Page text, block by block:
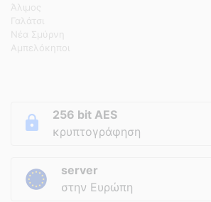
Άλιμος
Γαλάτσι
Νέα Σμύρνη
Αμπελόκηποι
256 bit AES
κρυπτογράφηση
server
στην Ευρώπη